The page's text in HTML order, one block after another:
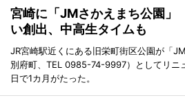
宮崎に「JMさかえまち公園
い創出、中高生タイムも
JR宮崎駅近くにある旧栄町街区公園が「
別府町、TEL 0985-74-9997）としてリニ
日で1カ月がたった。